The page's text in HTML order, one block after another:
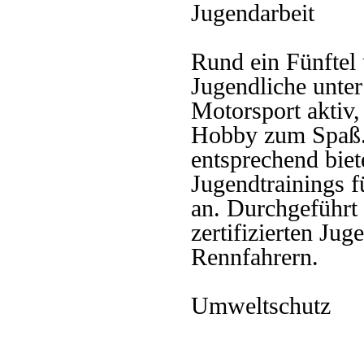
Jugendarbeit
Rund ein
Jugendliche
Motorsport aktiv,
Hobby zum
entsprechend
Jugendtrainings
an. Durchgeführt
zertifizierten
Rennfahrern.
Umweltschutz